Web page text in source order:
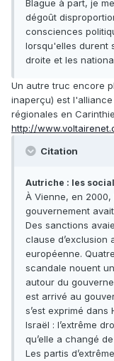
Blague à part, je
dégoût
consciences
lorsqu'elles durent
droite et les
Un autre truc encore
inaperçu) est
régionales en
http://
Citation
Autriche : les
À Vienne, en 2000,
gouvernement
Des sanctions
clause d’exclusion
européenne.
scandale nouent
autour du
est arrivé au
s’est exprimé dans
Israël : l’extrême
qu’elle a changé
Les partis